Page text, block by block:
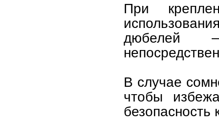
При
дюбелей
В случае
чтобы
безопасность